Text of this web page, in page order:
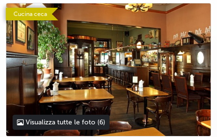
Cucina ceca
photo 5
photo 6
Visualizza tutte le foto (6)